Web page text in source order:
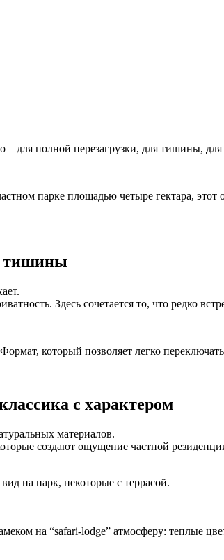
– для полной перезагрузки, для тишины,
парке площадью четыре гектара,
тишины
Здесь сочетается то, что редко
который позволяет легко
с характером
материалов.
создают ощущение частной
на парк, некоторые с террасой.
на “safari-lodge” атмосферу: теплые